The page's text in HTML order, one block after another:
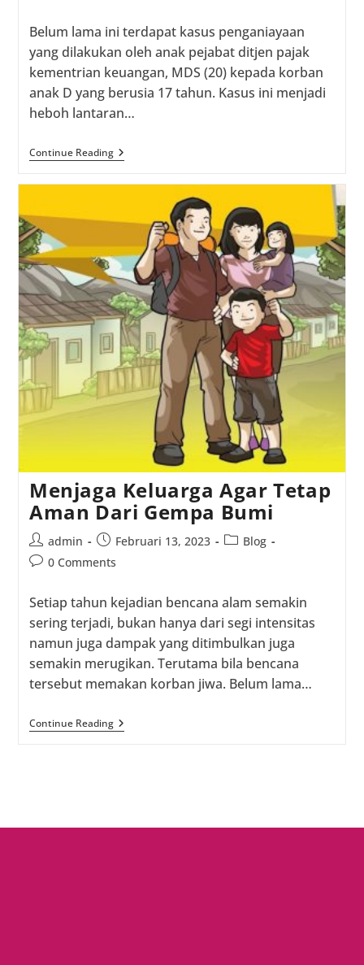
Belum lama ini terdapat kasus penganiayaan
yang dilakukan oleh anak pejabat ditjen pajak
kementrian keuangan, MDS (20) kepada korban
anak D yang berusia 17 tahun. Kasus ini menjadi
heboh lantaran…
Continue ReadingLakukan
Hal
Kekerasan
Anak
Menjaga Keluarga Agar Tetap
Aman Dari Gempa Bumi
Post
author:
admin
Post
published:
Februari 13, 2023
PostBlog
Post0 Comments
Setiap tahun kejadian bencana alam semakin
sering terjadi, bukan hanya dari segi intensitas
namun juga dampak yang ditimbulkan juga
semakin merugikan. Terutama bila bencana
tersebut memakan korban jiwa. Belum lama…
Continue ReadingMenjaga
Keluarga